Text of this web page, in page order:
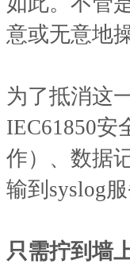
意或无意地
为了抵消这
IEC61850安
作）、数据
输到syslog
只需拧到墙